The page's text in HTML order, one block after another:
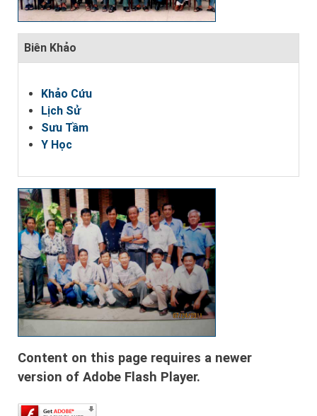
Biên Khảo
Khảo Cứu
Lịch Sử
Sưu Tầm
Y Học
Content on this page requires a newer
version of Adobe Flash Player.